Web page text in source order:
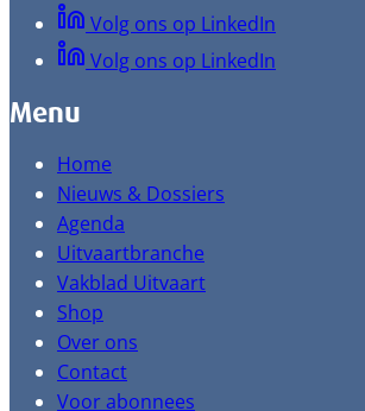
Volg ons op LinkedIn
Volg ons op LinkedIn
Menu
Home
Nieuws & Dossiers
Agenda
Uitvaartbranche
Vakblad Uitvaart
Shop
Over ons
Contact
Voor abonnees